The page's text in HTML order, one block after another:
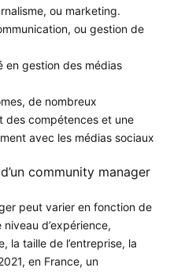
ou marketing.
ou gestion de
en gestion des médias
de nombreux
des compétences et une
avec les médias sociaux
community manager
peut varier en fonction de
d’expérience,
la taille de l’entreprise, la
en France, un